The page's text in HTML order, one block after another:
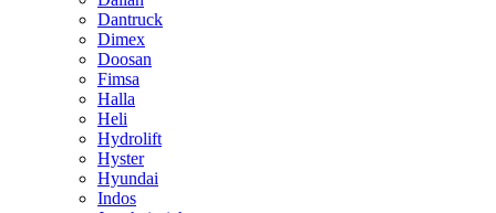
Dantruck
Dimex
Doosan
Fimsa
Halla
Heli
Hydrolift
Hyster
Hyundai
Indos